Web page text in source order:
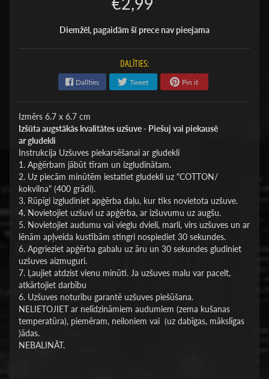
Diemžēl, pagaidām šī prece nav pieejama
DALĪTIES:
Dalīties Tweet Pin it
Izmērs 6.7 x 6.7 cm
Izšūta augstākās kvalitātes uzšuve - Piešuj vai piekausē
argludekli
Instrukcija Uzšuves piekarsēšanai ar gludekli
1. Apģērbam jābūt tīram un izgludinātam.
2. Uz piecām minūtēm iestatiet gludekli uz "COTTON/
kokvilna" (400 grādi).
3. Rūpīgi izgludiniet apģērba daļu, kur tiks novietota uzšuve.
4. Novietojiet uzšuvi uz apģērba, ar izšuvumu uz augšu.
5. Novietojiet audumu vai vieglu dvieli, marli, virs uzšuves un ar
lēnām apļveida kustībām stingri nospiediet 30 sekundes.
6. Apgrieziet apģērba gabalu uz āru un 30 sekundes gludiniet
uzšuves aizmuguri.
7. Ļaujiet atdzist vienu minūti. Ja uzšuves malu var pacelt,
atkārtojiet darbību
6. Uzšuves noturību garantē uzšuves piešūšana.
NELIETOJIET ar nelīdzināmiem audumiem (zema kušanas
temperatūra), piemēram, neiloniem vai (uz dabīgas, mākslīgas
)ādas.
NEBALINĀT.